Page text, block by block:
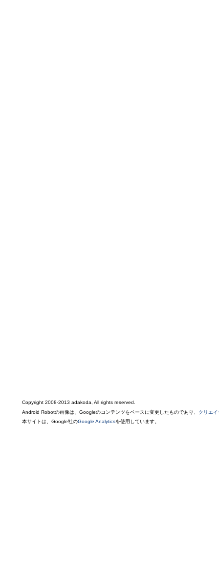
Copyright 2008-2013 adakoda, All rights reserved.
Android Robotの画像は、Googleのコンテンツをベースに変更したものであり、 クリエ
本サイトは、Google社のGoogle Analyticsを使用しています。